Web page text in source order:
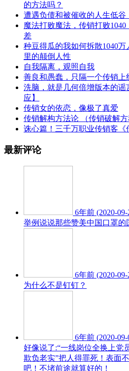
的方法吗？
遭遇负债和被催收的人生低谷
魔法打败魔法，传销打败
差
种豆得瓜的我如何拆散1040
里的颠倒人性
自我隔离，观照自我
善良和愚蠢，只隔一个传销上
洗脑，就是几何倍增版本的
应】
传销女的依恋，像极了真爱
传销解构方法论 （传销破解方
诛心篇！三千万职业传销客《
最新评论
6年前 (2020-09-
举例说说那些赞美中国口罩的
6年前 (2020-09-
为什么不是钉钉？
6年前 (2020-09-
好像说了:“一线岗位全换上党
欺负老实”把人得罪死！表面
吧！不堵前途就算好的！